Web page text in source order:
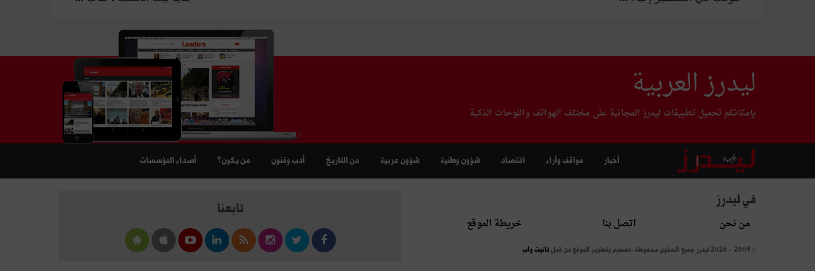
ليدرز العربية
بإمكانكم تحميل تطبيقات ليدرز المجانية على مختلف الهواتف واللوحات الذكية
أخبار مواقف وآراء اقتصاد شؤون وطنية شؤون عربية من التاريخ أدب وفنون من يكون؟ أصداء المؤسسات
في ليدرز
من نحن اتصل بنا خريطة الموقع
© 2009 - 2026 ليدرز جميع الحقوق محفوظة. تصميم وتطوير الموقع من قبل تانيت واب
تابعنا